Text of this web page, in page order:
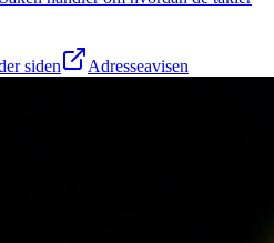
siden Adresseavisen